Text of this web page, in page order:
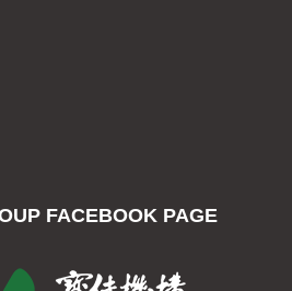
FACEBOOK PAGE